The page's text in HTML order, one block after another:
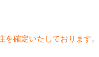
を確定いたしております。